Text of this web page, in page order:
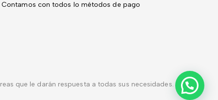
Contamos con todos lo métodos de pago
que le darán respuesta a todas sus necesidades.